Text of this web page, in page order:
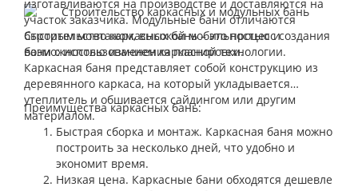
изготавливаются на производстве и доставляются на
участок заказчика. Модульные бани отличаются
быстрым монтажом, высокой мобильностью и
возможностью изменения планировки.
Строительство каркасных бань – это процесс создания
бани с использованием каркасной технологии.
Каркасная баня представляет собой конструкцию из
деревянного каркаса, на который укладывается
утеплитель и обшивается сайдингом или другим
материалом.
Преимущества каркасных бань:
Быстрая сборка и монтаж. Каркасная баня можно
построить за несколько дней, что удобно и
экономит время.
Низкая цена. Каркасные бани обходятся дешевле